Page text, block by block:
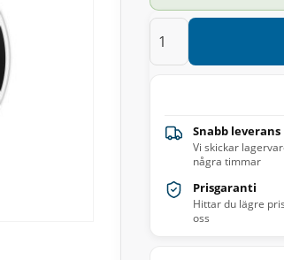
Snabb leverans
Vi skickar
några timmar
Prisgaranti
Hittar du lägre
oss